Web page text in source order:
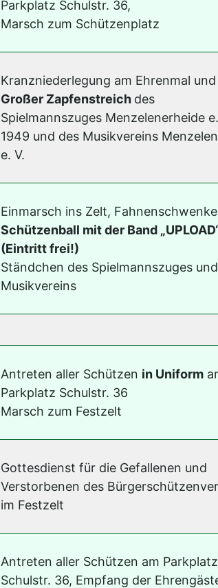
Parkplatz Schulstr. 36,
Marsch zum Schützenplatz
Kranzniederlegung am Ehrenmal und
Großer Zapfenstreich des
Spielmannszuges Menzelenerheide
1949 und des Musikvereins
e. V.
Einmarsch ins Zelt,
Schützenball mit der Band
(Eintritt frei!)
Ständchen des Spielmannszuges
Musikvereins
Antreten aller Schützen in Uniform
Parkplatz Schulstr. 36
Marsch zum Festzelt
Gottesdienst für die Gefallenen und
Verstorbenen des
im Festzelt
Antreten aller Schützen am Parkplatz
Schulstr. 36, Empfang der